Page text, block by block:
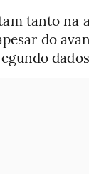
tanto na
do